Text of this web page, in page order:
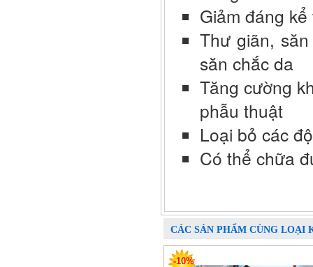
Giảm đáng
Thư giãn,
săn chắc da
Tăng cường
phẫu thuật
Loại bỏ các
Có thể chữa
CÁC SẢN PHẨM CÙNG LOẠI
-10%